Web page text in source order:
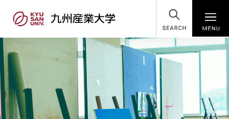
SEARCH